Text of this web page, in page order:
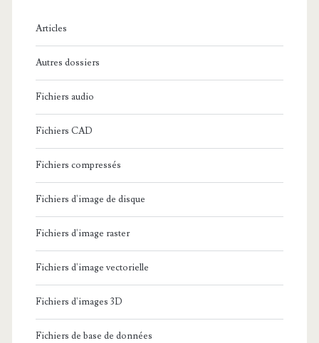
:
Articles
Autres dossiers
Fichiers audio
Fichiers CAD
Fichiers compressés
Fichiers d'image de disque
Fichiers d'image raster
Fichiers d'image vectorielle
Fichiers d'images 3D
Fichiers de base de données